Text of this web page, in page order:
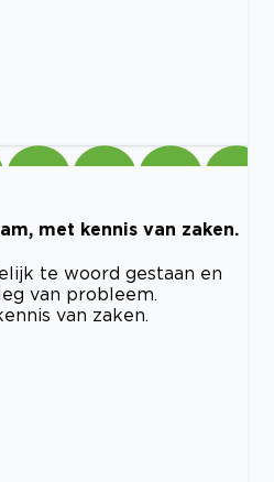
met kennis van zaken.
te woord gestaan en
van probleem.
van zaken.